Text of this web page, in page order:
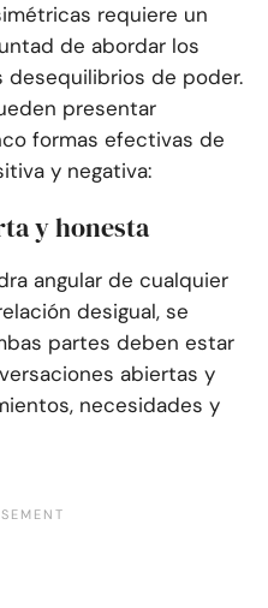
requiere un
de abordar los
desequilibrios de poder.
presentar
formas efectivas de
y negativa:
y honesta
angular de cualquier
desigual, se
partes deben estar
abiertas y
necesidades y